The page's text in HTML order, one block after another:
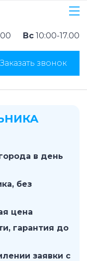
Вс 10:00-17.00
Заказать звонок
в день
без
цена
гарантия до
заявки с